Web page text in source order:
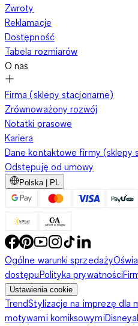
Zwroty
Reklamacje
Dostępność
Tabela rozmiarów
O nas
Firma (sklepy stacjonarne)
Zrównoważony rozwój
Notatki prasowe
Kariera
Dane kontaktowe firmy (sklepy
Odstępuję od umowy
Polska | PL
Ogólne warunki sprzedaży
dostępuPolityka prywatności
Ustawienia cookie
TrendStylizacje na imprezę dla
motywami komiksowymiDisneya